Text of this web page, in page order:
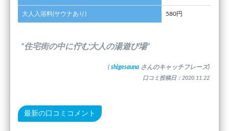
大人入浴料(サウナあり) 580円
”住宅街の中に佇む大人の湯遊び場”
( shigesauna さんのキャッチフレーズ)
口コミ投稿日：2020.11.22
最新の口コミコメント